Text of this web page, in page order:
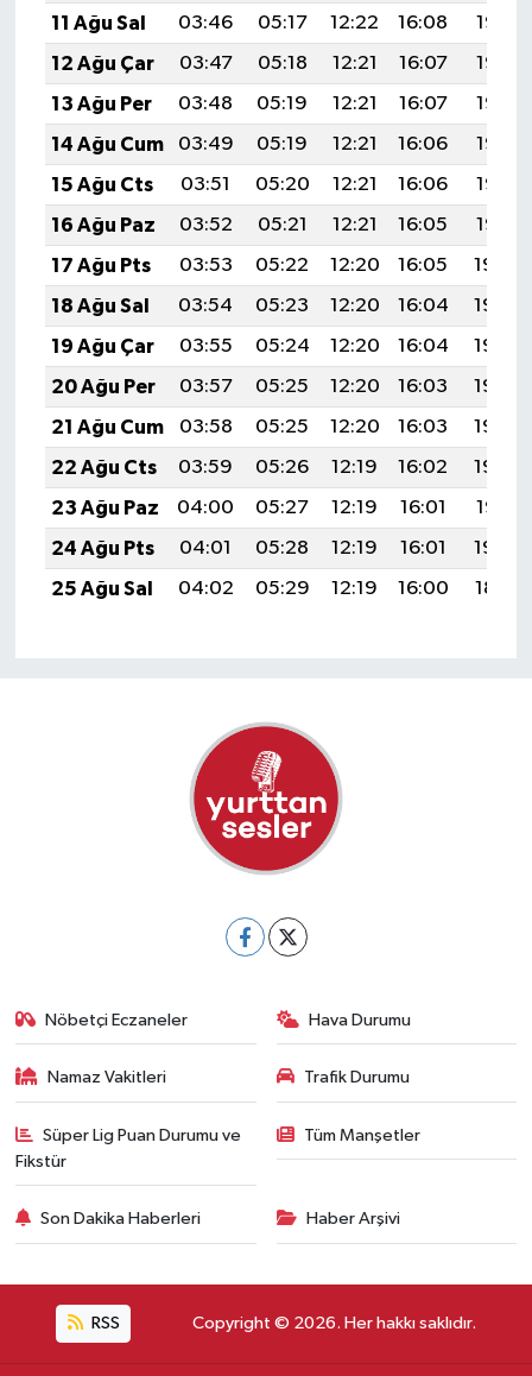
11 Ağu Sal
03:46 05:17 12:22 16:08
19:16
12 Ağu Çar
03:47 05:18 12:21 16:07
19:15
13 Ağu Per
03:48 05:19 12:21 16:07
19:14
14 Ağu Cum
03:49 05:19 12:21 16:06
19:13
15 Ağu Cts
03:51 05:20 12:21 16:06
19:12
16 Ağu Paz
03:52 05:21 12:21 16:05
19:10
17 Ağu Pts
03:53 05:22 12:20 16:05
19:09
18 Ağu Sal
03:54 05:23 12:20 16:04
19:08
19 Ağu Çar
03:55 05:24 12:20 16:04
19:06
20 Ağu Per
03:57 05:25 12:20 16:03
19:05
21 Ağu Cum
03:58 05:25 12:20 16:03
19:04
22 Ağu Cts
03:59 05:26 12:19 16:02
19:02
23 Ağu Paz
04:00 05:27 12:19 16:01
19:01
24 Ağu Pts
04:01 05:28 12:19 16:01
19:00
25 Ağu Sal
04:02 05:29 12:19 16:00 18:58
Nöbetçi Eczaneler Hava Durumu
Namaz Vakitleri Trafik Durumu
Süper Lig Puan Durumu ve
Fikstür
Tüm Manşetler
Son Dakika Haberleri Haber Arşivi
RSS Copyright © 2026. Her hakkı saklıdır.